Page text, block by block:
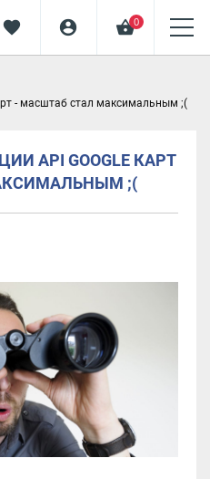
favorite account_circle shopping_basket0
- масштаб стал максимальным ;(
API GOOGLE КАРТ
;(